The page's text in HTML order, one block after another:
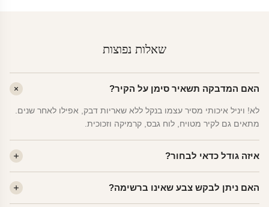
שאלות נפוצות
האם המדבקה תשאיר סימן על הקיר?
לא! ויניל איכותי מסיר עצמו בנקל ללא שאריות דבק, אפילו לאחר שנים.
מתאים גם לקיר מטויח, לוח גבס, קרמיקה וזכוכית.
איזה גודל כדאי לבחור?
שינה של מבוגרים — L. לפינה קטנה — S.
האם ניתן לבקש צבע שאינו ברשימה?